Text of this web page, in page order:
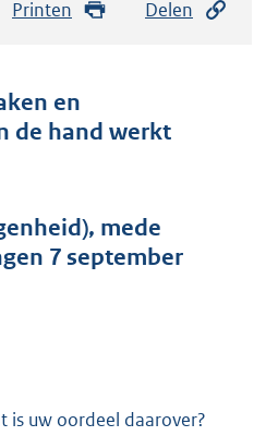
Printen Delen
en
de hand werkt
mede
7 september
is uw oordeel daarover?